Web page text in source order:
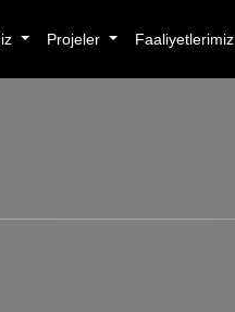
Projeler Faaliyetlerimiz